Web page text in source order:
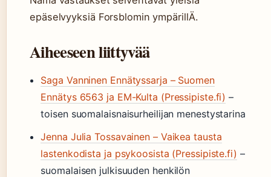
epäselvyyksiä Forsblomin ympärillÄ.
Aiheeseen liittyvää
Saga Vanninen Ennätyssarja – Suomen
Ennätys 6563 ja EM-Kulta (Pressipiste.fi) –
toisen suomalaisnaisurheilijan menestystarina
Jenna Julia Tossavainen – Vaikea tausta
lastenkodista ja psykoosista (Pressipiste.fi) –
suomalaisen julkisuuden henkilön